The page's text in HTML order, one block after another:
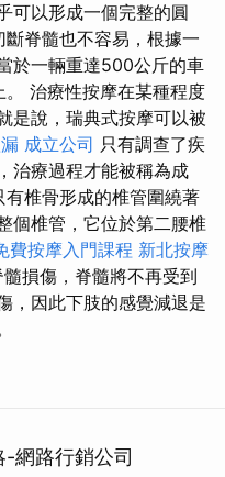
可以形成一個完整的圓
斷脊髓也不容易，根據一
於一輛重達500公斤的車
治療性按摩在某種程度
是說，瑞典式按摩可以被
成立公司 只有調查了疾
治療過程才能被稱為成
有椎骨形成的椎管圍繞著
個椎管，它位於第二腰椎
費按摩入門課程 新北按摩
損傷，脊髓將不再受到
，因此下肢的感覺減退是
網路行銷公司